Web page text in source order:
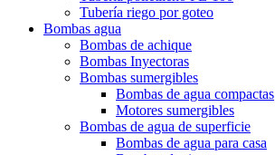
Tubería riego por goteo
Bombas agua
Bombas de achique
Bombas Inyectoras
Bombas sumergibles
Bombas de agua compactas
Motores sumergibles
Bombas de agua de superficie
Bombas de agua para casa